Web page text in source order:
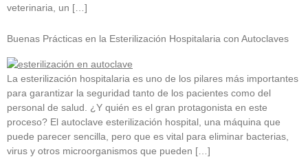
veterinaria, un […]
Buenas Prácticas en la Esterilización Hospitalaria con Autoclaves
La esterilización hospitalaria es uno de los pilares más importantes
para garantizar la seguridad tanto de los pacientes como del
personal de salud. ¿Y quién es el gran protagonista en este
proceso? El autoclave esterilización hospital, una máquina que
puede parecer sencilla, pero que es vital para eliminar bacterias,
virus y otros microorganismos que pueden […]